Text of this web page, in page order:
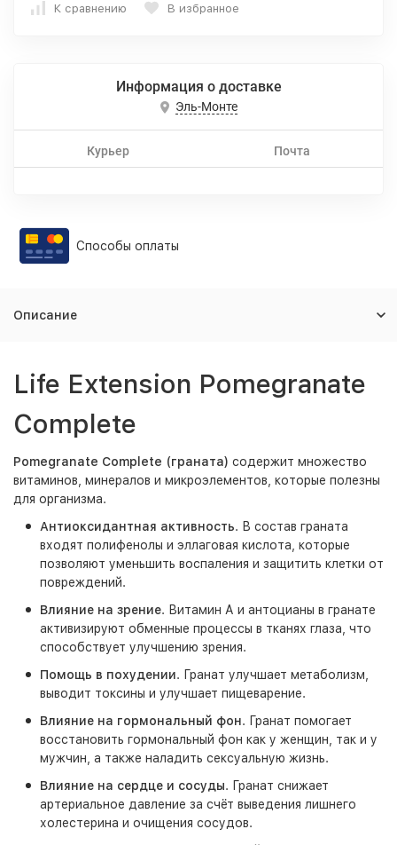
К сравнению В избранное
Информация о доставке
Эль-Монте
Курьер Почта
Способы оплаты
Описание
Life Extension Pomegranate
Complete
Pomegranate Complete (граната) содержит множество
витаминов, минералов и микроэлементов, которые полезны
для организма.
Антиоксидантная активность. В состав граната
входят полифенолы и эллаговая кислота, которые
позволяют уменьшить воспаления и защитить клетки от
повреждений.
Влияние на зрение. Витамин А и антоцианы в гранате
активизируют обменные процессы в тканях глаза, что
способствует улучшению зрения.
Помощь в похудении. Гранат улучшает метаболизм,
выводит токсины и улучшает пищеварение.
Влияние на гормональный фон. Гранат помогает
восстановить гормональный фон как у женщин, так и у
мужчин, а также наладить сексуальную жизнь.
Влияние на сердце и сосуды. Гранат снижает
артериальное давление за счёт выведения лишнего
холестерина и очищения сосудов.